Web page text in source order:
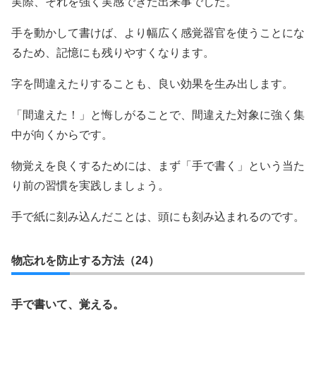
手を動かして書けば、より幅広く感覚器官を使うことにな
るため、記憶にも残りやすくなります。
字を間違えたりすることも、良い効果を生み出します。
「間違えた！」と悔しがることで、間違えた対象に強く集
中が向くからです。
物覚えを良くするためには、まず「手で書く」という当た
り前の習慣を実践しましょう。
手で紙に刻み込んだことは、頭にも刻み込まれるのです。
物忘れを防止する方法（24）
手で書いて、覚える。